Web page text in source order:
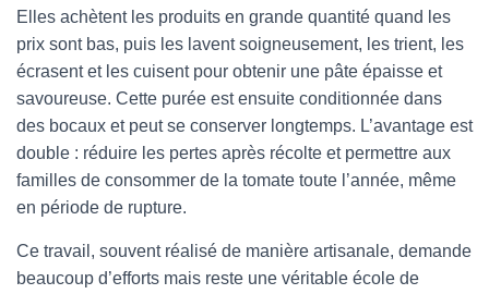
Elles achètent les produits en grande quantité quand les
prix sont bas, puis les lavent soigneusement, les trient, les
écrasent et les cuisent pour obtenir une pâte épaisse et
savoureuse. Cette purée est ensuite conditionnée dans
des bocaux et peut se conserver longtemps. L’avantage est
double : réduire les pertes après récolte et permettre aux
familles de consommer de la tomate toute l’année, même
en période de rupture.
Ce travail, souvent réalisé de manière artisanale, demande
beaucoup d’efforts mais reste une véritable école de